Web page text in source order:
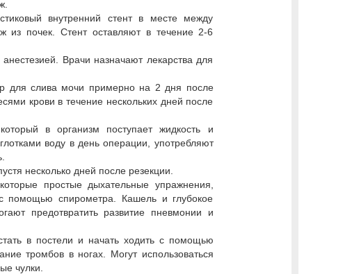
внутренний стент в месте между
из почек. Стент оставляют в течение 2-6
Врачи назначают лекарства для
для слива мочи примерно на 2 дня после
крови в течение нескольких дней после
в организм поступает жидкость и
воду в день операции, употребляют
несколько дней после резекции.
простые дыхательные упражнения,
помощью спирометра. Кашель и глубокое
предотвратить развитие пневмонии и
в постели и начать ходить с помощью
тромбов в ногах. Могут использоваться
чулки.